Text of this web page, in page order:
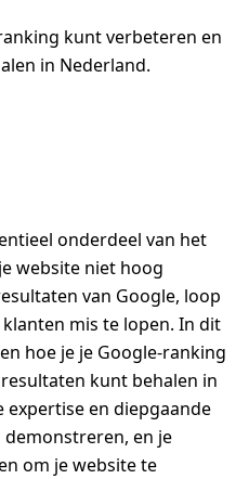
kunt verbeteren en
in Nederland.
onderdeel van het
website niet hoog
van Google, loop
mis te lopen. In dit
hoe je je Google-ranking
kunt behalen in
expertise en diepgaande
en je
om je website te